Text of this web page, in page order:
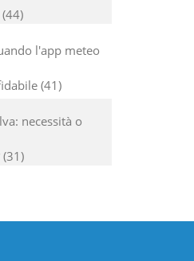
44
l'app meteo
41
necessità o
31